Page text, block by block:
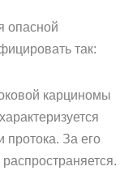
опасной
так:
карциномы
протока. За его